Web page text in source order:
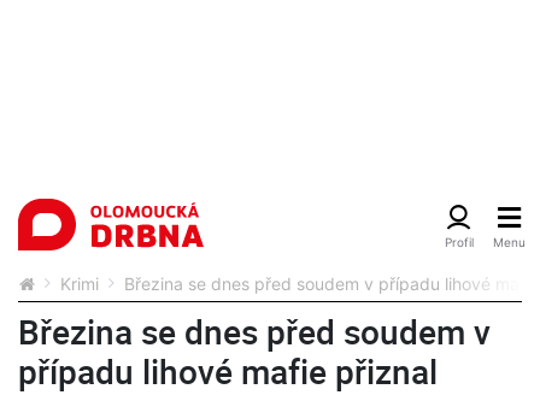
Krimi Březina se dnes před soudem v případu lihové
Březina se dnes před soudem v
případu lihové mafie přiznal